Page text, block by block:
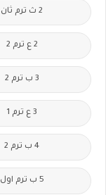
2 ث ترم ثان
2 ع ترم 2
3 ب ترم 2
3 ع ترم 1
4 ب ترم 2
5 ب ترم اول